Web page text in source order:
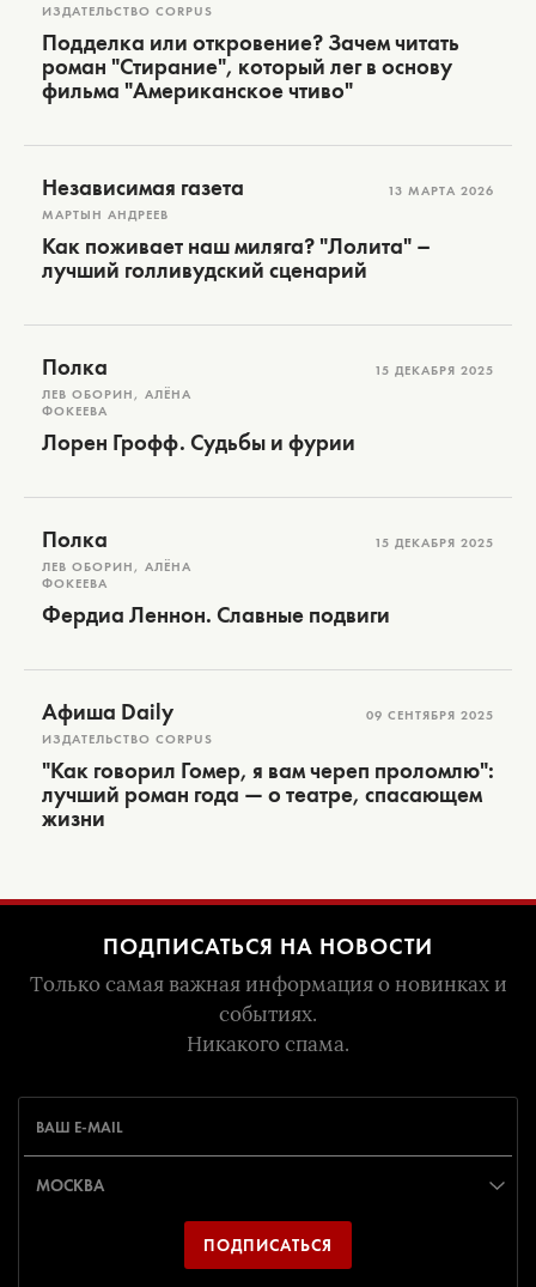
ИЗДАТЕЛЬСТВО CORPUS
Подделка или откровение? Зачем читать
роман "Стирание", который лег в основу
фильма "Американское чтиво"
Независимая газета
МАРТЫН АНДРЕЕВ
13 МАРТА 2026
Как поживает наш миляга? "Лолита" –
лучший голливудский сценарий
Полка
ЛЕВ ОБОРИН, АЛЁНА
ФОКЕЕВА
15 ДЕКАБРЯ 2025
Лорен Грофф. Судьбы и фурии
Полка
ЛЕВ ОБОРИН, АЛЁНА
ФОКЕЕВА
15 ДЕКАБРЯ 2025
Фердиа Леннон. Славные подвиги
Афиша Daily
ИЗДАТЕЛЬСТВО CORPUS
09 СЕНТЯБРЯ 2025
"Как говорил Гомер, я вам череп проломлю":
лучший роман года — о театре, спасающем
жизни
ПОДПИСАТЬСЯ НА НОВОСТИ
Только самая важная информация о новинках и
событиях.
Никакого спама.
ПОДПИСАТЬСЯ